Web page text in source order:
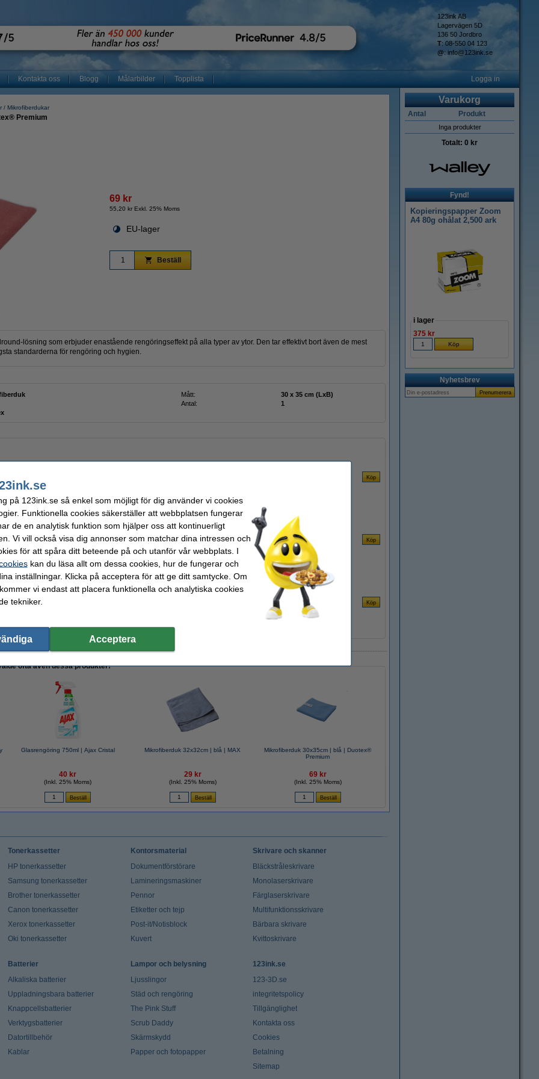
123ink AB
Lagervägen 5D
136 50 Jordbro
T: 08-550 04 123
@: info@123ink.se
Kontakta oss Blogg Målarbilder Topplista Logga in
Mikrofiberdukar
Premium
69 kr
55,20 kr Exkl. 25% Moms
EU-lager
Beställ
lösning som erbjuder enastående rengöringseffekt på alla typer av ytor. Den tar effektivt bort även de mest
standarderna för rengöring och hygien.
Mått:
30 x 35 cm (LxB)
Antal:
1
1-par | rosa/gul
| Ajax Optimal 7
ofta även dessa produkter!
Glasrengöring 750ml | Ajax Cristal
40 kr
(Inkl. 25% Moms)
Mikrofiberduk 32x32cm | blå | MAX
29 kr
(Inkl. 25% Moms)
Mikrofiberduk 30x35cm | blå | Duotex®
Premium
69 kr
(Inkl. 25% Moms)
Varukorg
Antal Produkt
Inga produkter
Totalt: 0 kr
Fynd!
Kopieringspapper Zoom
A4 80g ohålat 2,500 ark
i lager
375 kr
Nyhetsbrev
Tonerkassetter
HP tonerkassetter
Samsung tonerkassetter
Brother tonerkassetter
Canon tonerkassetter
Xerox tonerkassetter
Oki tonerkassetter
Kontorsmaterial
Dokumentförstörare
Lamineringsmaskiner
Pennor
Etiketter och tejp
Post-it/Notisblock
Kuvert
Skrivare och skanner
Bläckstråleskrivare
Monolaserskrivare
Färglaserskrivare
Multifunktionsskrivare
Bärbara skrivare
Kvittoskrivare
Batterier
Alkaliska batterier
Uppladningsbara batterier
Knappcellsbatterier
Verktygsbatterier
Datortillbehör
Kablar
Lampor och belysning
Ljusslingor
Städ och rengöring
The Pink Stuff
Scrub Daddy
Skärmskydd
Papper och fotopapper
123ink.se
123-3D.se
integritetspolicy
Tillgänglighet
Kontakta oss
Cookies
Betalning
Sitemap
på 123ink.se så enkel som möjligt för dig använder vi cookies
Funktionella cookies säkerställer att webbplatsen fungerar
de en analytisk funktion som hjälper oss att kontinuerligt
Vi vill också visa dig annonser som matchar dina intressen och
för att spåra ditt beteende på och utanför vår webbplats. I
kan du läsa allt om dessa cookies, hur de fungerar och
inställningar. Klicka på acceptera för att ge ditt samtycke. Om
vi endast att placera funktionella och analytiska cookies
tekniker.
Acceptera